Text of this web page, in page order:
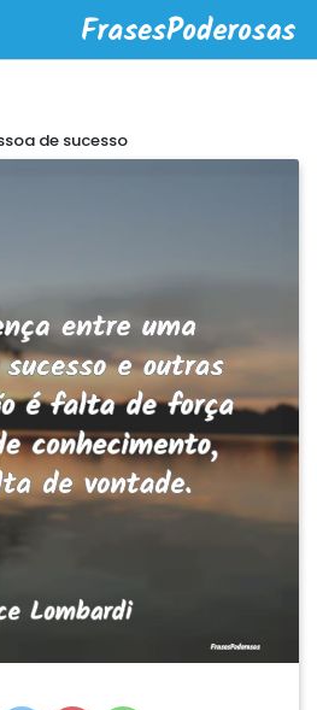
de sucesso